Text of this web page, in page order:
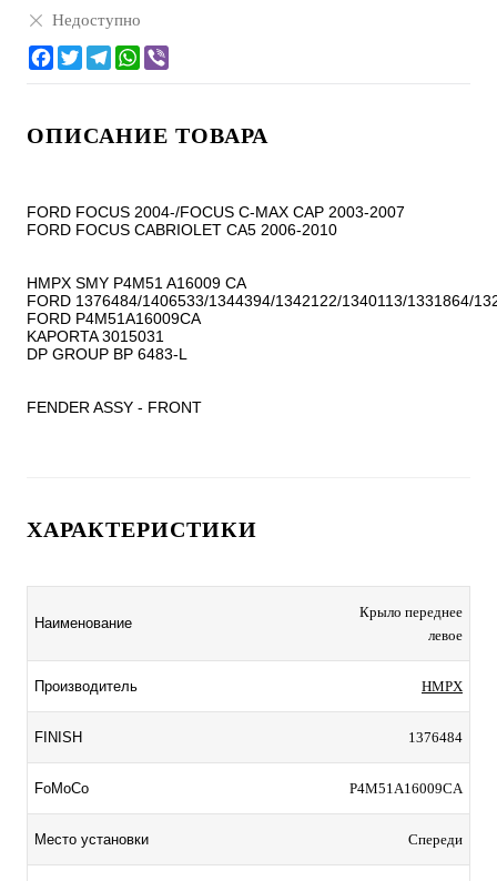
Недоступно
ОПИСАНИЕ ТОВАРА
FORD FOCUS 2004-/FOCUS C-MAX CAP 2003-2007
FORD FOCUS CABRIOLET CA5 2006-2010
HMPX SMY P4M51 A16009 CA
FORD 1376484/1406533/1344394/1342122/1340113/1331864/
FORD P4M51A16009CA
KAPORTA 3015031
DP GROUP BP 6483-L
FENDER ASSY - FRONT
ХАРАКТЕРИСТИКИ
Наименование
Крыло переднее
левое
Производитель HMPX
FINISH 1376484
FoMoCo P4M51A16009CA
Место установки Спереди